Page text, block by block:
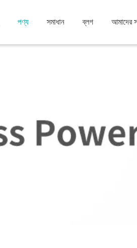
পণ্য সমাধান ব্লগ আমাদের